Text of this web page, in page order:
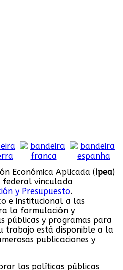
Económica Aplicada (Ipea)
federal vinculada
y Presupuesto.
e institucional a las
la formulación y
públicas y programas para
trabajo está disponible a la
publicaciones y
las políticas públicas